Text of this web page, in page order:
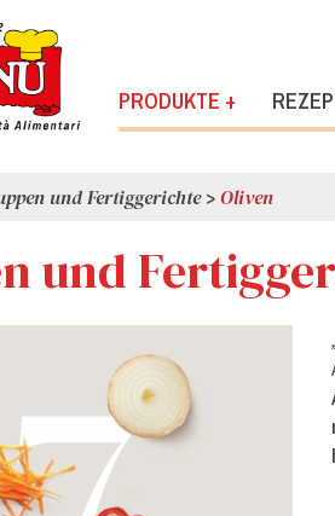
PRODUKTE +
und Fertiggerichte>Oliven
und